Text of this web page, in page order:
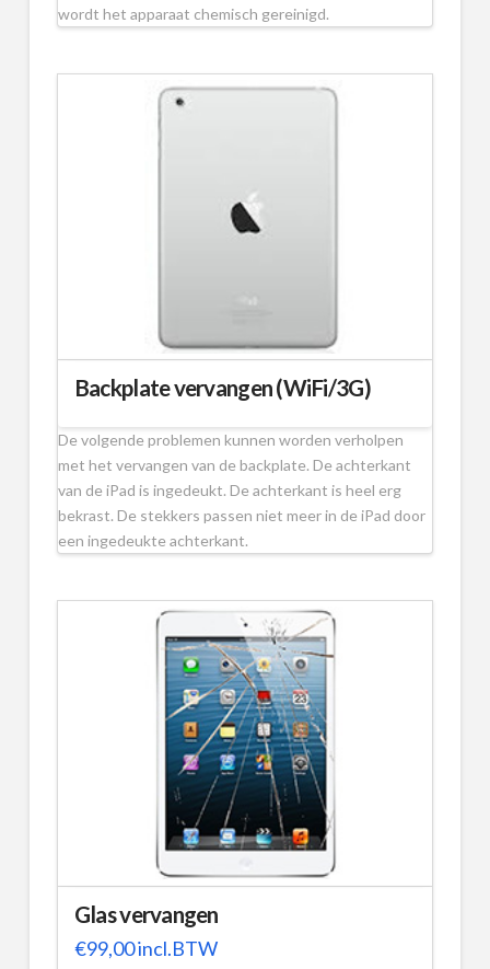
wordt het apparaat chemisch gereinigd.
Backplate vervangen (WiFi/3G)
De volgende problemen kunnen worden verholpen
met het vervangen van de backplate. De achterkant
van de iPad is ingedeukt. De achterkant is heel erg
bekrast. De stekkers passen niet meer in de iPad door
een ingedeukte achterkant.
Glas vervangen
€99,00incl.BTW